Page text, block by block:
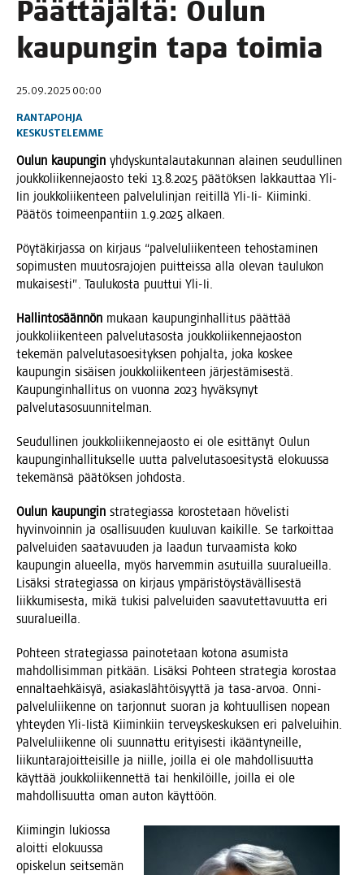
Päät­tä­jäl­tä: Oulun
kau­pun­gin tapa toimia
25.09.2025 00:00
RANTAPOHJA
KESKUSTELEMME
Oulun kau­pun­gin yhdys­kun­ta­lau­ta­kun­nan alai­nen seu­dul­li­nen
jouk­ko­lii­ken­ne­jaos­to teki 13.8.2025 pää­tök­sen lak­kaut­taa Yli-
Iin jouk­ko­lii­ken­teen pal­ve­lu­lin­jan rei­til­lä Yli-Ii- Kii­min­ki.
Pää­tös toi­meen­pan­tiin 1.9.2025 alkaen.
Pöy­tä­kir­jas­sa on kir­jaus “pal­ve­lu­lii­ken­teen tehos­ta­mi­nen
sopi­mus­ten muu­tos­ra­jo­jen puit­teis­sa alla ole­van tau­lu­kon
mukai­ses­ti”. Tau­lu­kos­ta puut­tui Yli-Ii.
Hal­lin­to­sään­nön mukaan kau­pun­gin­hal­li­tus päät­tää
jouk­ko­lii­ken­teen pal­ve­lu­ta­sos­ta jouk­ko­lii­ken­ne­jaos­ton
teke­män pal­ve­lu­ta­soe­si­tyk­sen poh­jal­ta, joka kos­kee
kau­pun­gin sisäi­sen jouk­ko­lii­ken­teen jär­jes­tä­mi­ses­tä.
Kau­pun­gin­hal­li­tus on vuon­na 2023 hyväk­sy­nyt
palvelutasosuunnitelman.
Seu­dul­li­nen jouk­ko­lii­ken­ne­jaos­to ei ole esit­tä­nyt Oulun
kau­pun­gin­hal­li­tuk­sel­le uut­ta pal­ve­lu­ta­soe­si­tys­tä elo­kuus­sa
teke­män­sä pää­tök­sen johdosta.
Oulun kau­pun­gin stra­te­gias­sa koros­te­taan höve­lis­ti
hyvin­voin­nin ja osal­li­suu­den kuu­lu­van kai­kil­le. Se tar­koit­taa
pal­ve­lui­den saa­ta­vuu­den ja laa­dun tur­vaa­mis­ta koko
kau­pun­gin alu­eel­la, myös har­vem­min asu­tuil­la suur­alueil­la.
Lisäk­si stra­te­gias­sa on kir­jaus ympä­ris­töys­tä­väl­li­ses­tä
liik­ku­mi­ses­ta, mikä tuki­si pal­ve­lui­den saa­vu­tet­ta­vuut­ta eri
suuralueilla.
Poh­teen stra­te­gias­sa pai­no­te­taan koto­na asu­mis­ta
mah­dol­li­sim­man pit­kään. Lisäk­si Poh­teen stra­te­gia koros­taa
ennal­taeh­käi­syä, asia­kas­läh­töi­syyt­tä ja tasa-arvoa. Onni-
pal­ve­lu­lii­ken­ne on tar­jon­nut suo­ran ja koh­tuul­li­sen nopean
yhtey­den Yli-Iis­tä Kii­min­kiin ter­veys­kes­kuk­sen eri pal­ve­lui­hin.
Pal­ve­lu­lii­ken­ne oli suun­nat­tu eri­tyi­ses­ti ikään­ty­neil­le,
lii­kun­ta­ra­joit­tei­sil­le ja niil­le, joil­la ei ole mah­dol­li­suut­ta
käyt­tää jouk­ko­lii­ken­net­tä tai hen­ki­löil­le, joil­la ei ole
mah­dol­li­suut­ta oman auton käyttöön.
Kii­min­gin lukios­sa
aloit­ti elo­kuus­sa
opis­ke­lun seit­se­män